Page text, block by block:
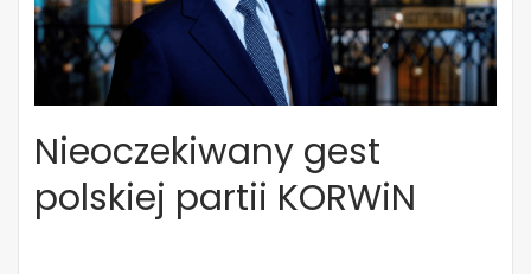
Nieoczekiwany gest
polskiej partii KORWiN